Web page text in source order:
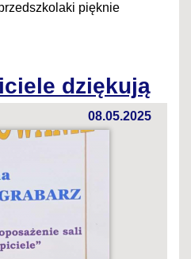
pięknie
dziękują
08.05.2025